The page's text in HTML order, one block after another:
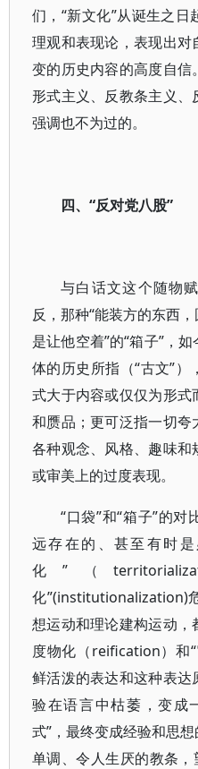
们，“新文化”从诞生之
理观和表现论，表现出
变的历史内容的高度自信
形式主义、反教条主义
强调也不为过的。
四、“反对党八股”
与白话文这个随物
反，那种“能装方的东西
是让他空着”的“箱子”，
体的历史所指（“古文”
式大于内容或仅仅为形
和赝品；更可泛指一切夸
各种观念、风格、趣味
或审美上的过度表现。
“口袋”和“箱子”的
远存在的、甚至有时
化”（
化”(institutionalization)
想运动和理论建构运动
度物化（reification）和
鲜活泼的表达和这种表
验在语言中枯萎，变成
式”，最终变成经验和思
单调、令人生厌的教条，